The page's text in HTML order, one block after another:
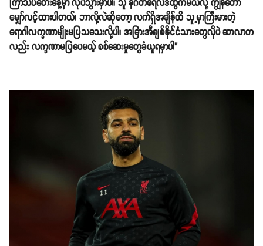
ကြာသပတေးနေ့မှာ လုပ်သွားမှာပါ၊ သူ နဂတစ်ရလဒ်ထွက်မယ်လို့ ကျွန်တော်
မျှော်လင့်ထားပါတယ်၊ ဘာလို့လဲဆိုတော့ လက်ရှိအချိန်ထိ သူ့မှာကြီးမားတဲ့
ရောဂါလက္ခဏာမျိုးမပြသသေးလို့ပါ၊ အခြားအီ၈ျစ်နိုင်ငံသားတွေလိုပဲ ဆာလာက
လည်း လက္ခဏာမပြပေမယ့် စစ်ဆေးမှုတွေခံယူရမှာပါ"